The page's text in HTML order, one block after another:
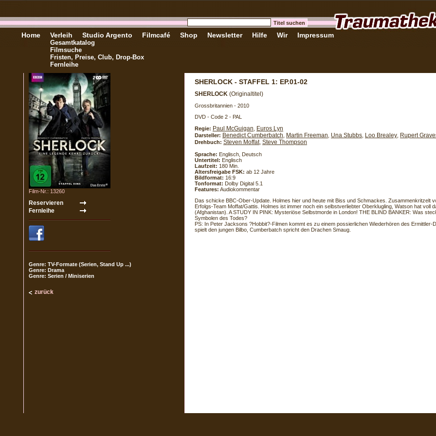
Home Verleih
Gesamtkatalog
Filmsuche
Fristen, Preise, Club, Drop-Box
Fernleihe
Studio Argento Filmcafé Shop Newsletter Hilfe Wir Impressum
Film-Nr.: 13260
Genre: TV-Formate (Serien, Stand Up ...)
Genre: Drama
Genre: Serien / Miniserien
zurück
SHERLOCK - STAFFEL 1: EP.01-02
SHERLOCK (Originaltitel)
Grossbritannien - 2010
DVD - Code 2 - PAL
Regie: Paul McGuigan Euros Lyn
Darsteller: Benedict Cumberbatch Martin Freeman Una Stubbs Loo Brealey Rupert
Drehbuch: Steven Moffat, Steve Thompson
Sprache: Englisch, Deutsch
Untertitel: Englisch
Laufzeit: 180 Min.
Altersfreigabe FSK: ab 12 Jahre
Bildformat: 16:9
Tonformat: Dolby Digital 5.1
Features: Audiokommentar
Das schicke BBC-Ober-Update. Holmes hier und heute mit Biss und Schmackes. Zusammenkritzelt
Erfolgs-Team Moffat/Gattis. Holmes ist immer noch ein selbstverliebter Oberklugling, Watson hat voll
(Afghanistan). A STUDY IN PINK: Mysteriöse Selbstmorde in London! THE BLIND BANKER: Was
Symbolen des Todes?
PS: In Peter Jacksons ?Hobbit?-Filmen kommt es zu einem possierlichen Wiederhören des Ermittler-
spielt den jungen Bilbo, Cumberbatch spricht den Drachen Smaug.